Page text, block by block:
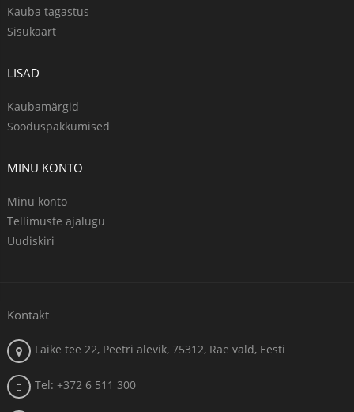
Kauba tagastus
Sisukaart
LISAD
Kaubamärgid
Sooduspakkumised
MINU KONTO
Minu konto
Tellimuste ajalugu
Uudiskiri
Kontakt
Läike tee 22, Peetri alevik, 75312, Rae vald, Eesti
Tel: +372 6 511 300